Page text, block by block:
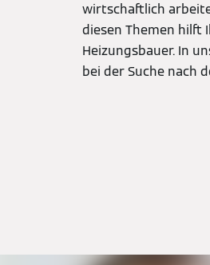
wirtschaftlich
diesen Themen hilft
Heizungsbauer. In
bei der Suche nach